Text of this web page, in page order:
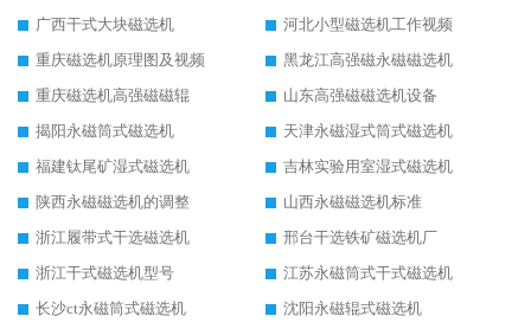
广西干式大块磁选机
河北小型磁选机工作视频
重庆磁选机原理图及视频
黑龙江高强磁永磁磁选机
重庆磁选机高强磁磁辊
山东高强磁磁选机设备
揭阳永磁筒式磁选机
天津永磁湿式筒式磁选机
福建钛尾矿湿式磁选机
吉林实验用室湿式磁选机
陕西永磁磁选机的调整
山西永磁磁选机标准
浙江履带式干选磁选机
邢台干选铁矿磁选机厂
浙江干式磁选机型号
江苏永磁筒式干式磁选机
长沙ct永磁筒式磁选机
沈阳永磁辊式磁选机